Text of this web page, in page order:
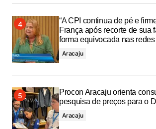
“A CPI continua de pé e
França após recorte de sua
forma equivocada nas
Aracaju
Procon Aracaju orienta
pesquisa de preços para o
Aracaju